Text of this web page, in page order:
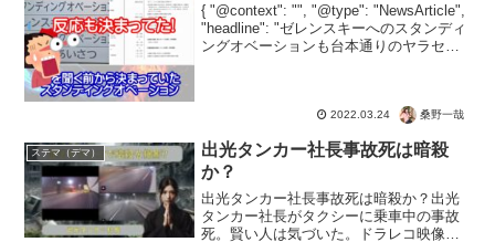
{ "@context": "", "@type": "NewsArticle",
"headline": "ゼレンスキーへのスタンディ
ングオベーションも台本通りのヤラセだ
2022.03.24 桑野一哉
ステマ（デマ）
出光タンカー社長事故死は暗殺
か？
出光タンカー社長事故死は暗殺か？出光
タンカー社長がタクシーに乗車中の事故
死。賢い人は気づいた。ドラレコ映像っ